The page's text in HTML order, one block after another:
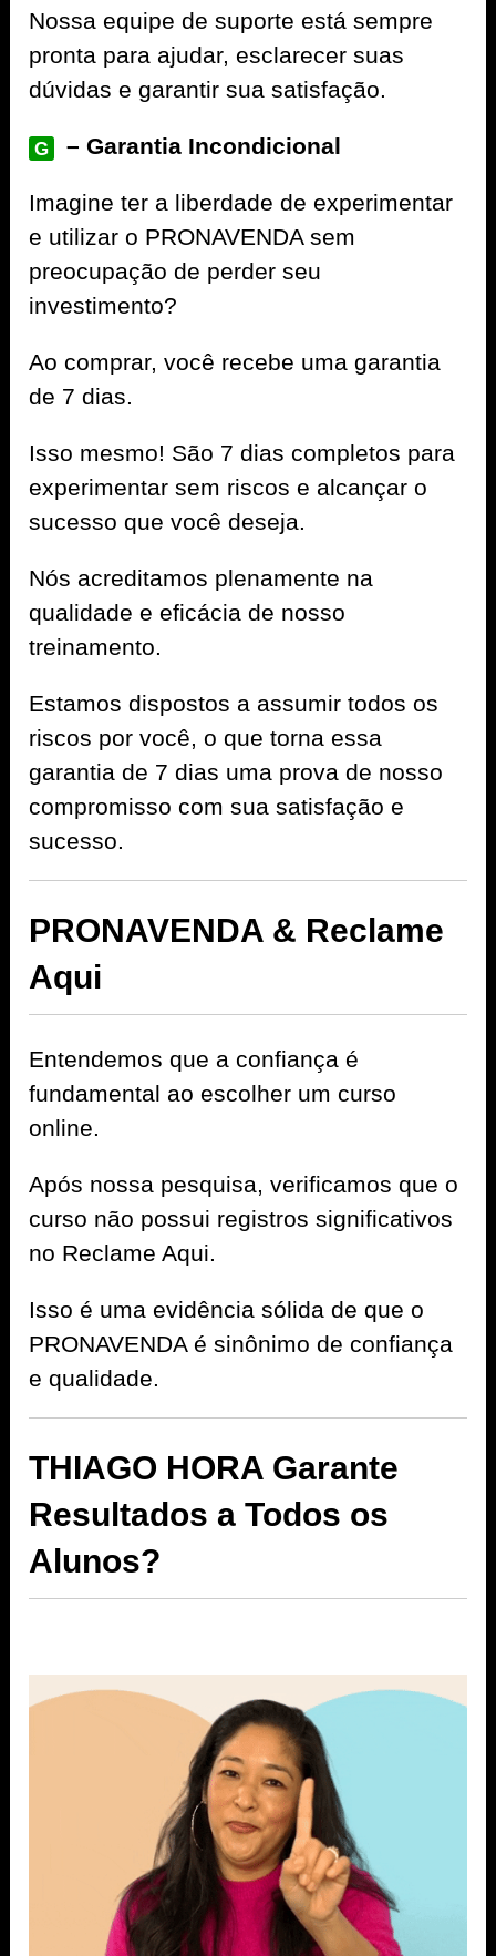
Nossa equipe de suporte está sempre
pronta para ajudar, esclarecer suas
dúvidas e garantir sua satisfação.
G – Garantia Incondicional
Imagine ter a liberdade de experimentar
e utilizar o PRONAVENDA sem
preocupação de perder seu
investimento?
Ao comprar, você recebe uma garantia
de 7 dias.
Isso mesmo! São 7 dias completos para
experimentar sem riscos e alcançar o
sucesso que você deseja.
Nós acreditamos plenamente na
qualidade e eficácia de nosso
treinamento.
Estamos dispostos a assumir todos os
riscos por você, o que torna essa
garantia de 7 dias uma prova de nosso
compromisso com sua satisfação e
sucesso.
PRONAVENDA & Reclame
Aqui
Entendemos que a confiança é
fundamental ao escolher um curso
online.
Após nossa pesquisa, verificamos que o
curso não possui registros significativos
no Reclame Aqui.
Isso é uma evidência sólida de que o
PRONAVENDA é sinônimo de confiança
e qualidade.
THIAGO HORA Garante
Resultados a Todos os
Alunos?